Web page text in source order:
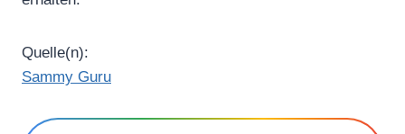
Quelle(n):
Sammy Guru